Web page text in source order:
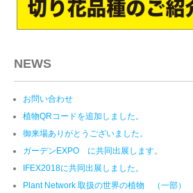
NEWS
お問い合わせ
植物QRコードを追加しました。
御来場ありがとうございました。
ガーデンEXPO に共同出展します。
IFEX2018に共同出展しました。
Plant Network 取扱の世界の植物 （一部）